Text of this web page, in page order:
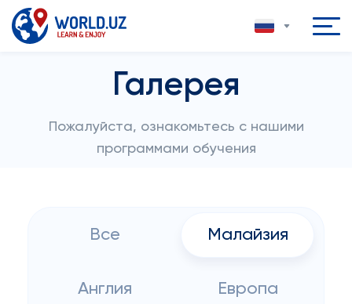
Галерея
Пожалуйста, ознакомьтесь с нашими
программами обучения
Все Малайзия
Англия Европа